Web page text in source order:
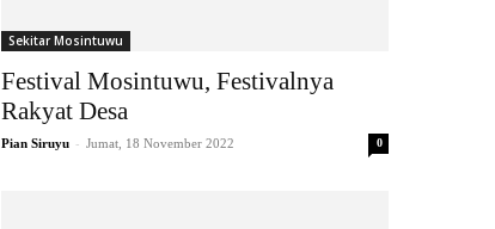
Sekitar Mosintuwu
Festival Mosintuwu, Festivalnya
Rakyat Desa
Pian Siruyu - Jumat, 18 November 2022 0